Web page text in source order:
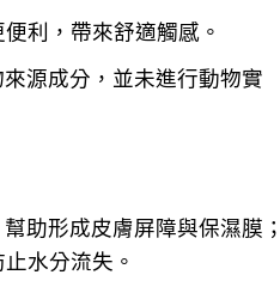
利，帶來舒適觸感。
源成分，並未進行動物實
助形成皮膚屏障與保濕膜；
水分流失。